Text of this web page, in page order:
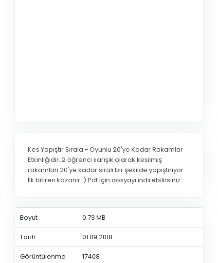
Kes Yapıştır Sırala - Oyunlu 20'ye Kadar Rakamlar
Etkinliğidir. 2 öğrenci karışık olarak kesilmiş
rakamları 20'ye kadar sıralı bir şekilde yapıştırıyor.
İlk bitiren kazanır :) Pdf için dosyayı indirebilirsiniz.
Boyut 0.73 MB
Tarih 01.09.2018
Görüntülenme 17408